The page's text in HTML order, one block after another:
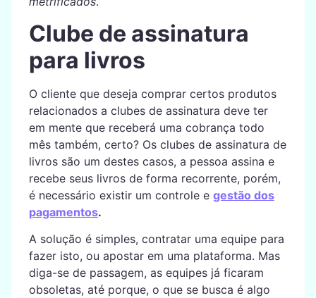
Clube de assinatura
para livros
O cliente que deseja comprar certos produtos
relacionados a clubes de assinatura deve ter
em mente que receberá uma cobrança todo
mês também, certo? Os clubes de assinatura de
livros são um destes casos, a pessoa assina e
recebe seus livros de forma recorrente, porém,
é necessário existir um controle e gestão dos
pagamentos.
A solução é simples, contratar uma equipe para
fazer isto, ou apostar em uma plataforma. Mas
diga-se de passagem, as equipes já ficaram
obsoletas, até porque, o que se busca é algo